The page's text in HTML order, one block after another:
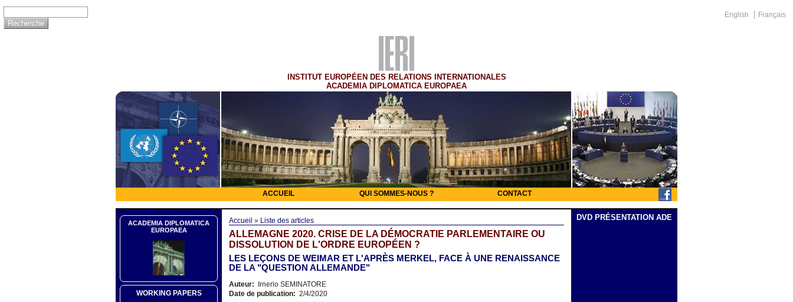
English Français
INSTITUT EUROPÉEN DES RELATIONS INTERNATIONALES
ACADEMIA DIPLOMATICA EUROPAEA
ACCUEIL QUI SOMMES-NOUS ? CONTACT
ACADEMIA DIPLOMATICA
EUROPAEA
WORKING PAPERS
Accueil » Liste des articles
ALLEMAGNE 2020. CRISE DE LA DÉMOCRATIE PARLEMENTAIRE OU
DISSOLUTION DE L'ORDRE EUROPÉEN ?
LES LEÇONS DE WEIMAR ET L'APRÈS MERKEL, FACE À UNE RENAISSANCE
DE LA "QUESTION ALLEMANDE"
Auteur: Irnerio SEMINATORE
Date de publication: 2/4/2020
DVD PRÉSENTATION ADE